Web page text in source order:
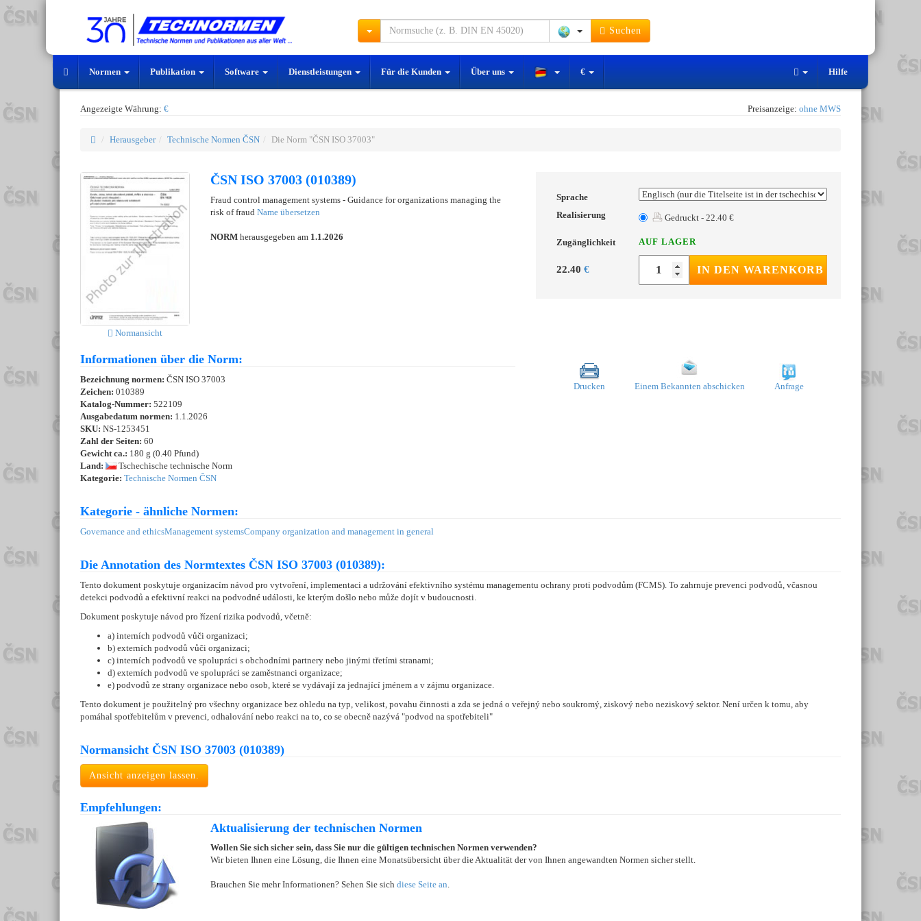
Suchen
Normen Publikation Software Dienstleistungen Für die Kunden Über uns € Hilfe
Angezeigte Währung: € Preisanzeige: ohne MWS
Herausgeber Technische Normen ČSN Die Norm "ČSN ISO 37003"
Normansicht
ČSN ISO 37003 (010389)
Fraud control management systems - Guidance for organizations managing the
risk of fraud Name übersetzen
NORM herausgegeben am 1.1.2026
Sprache
Realisierung
Gedruckt - 22.40 €
Zugänglichkeit AUF LAGER
22.40 € IN DEN WARENKORB
Informationen über die Norm:
Bezeichnung normen: ČSN ISO 37003
Zeichen: 010389
Katalog-Nummer: 522109
Ausgabedatum normen: 1.1.2026
SKU: NS-1253451
Zahl der Seiten: 60
Gewicht ca.: 180 g (0.40 Pfund)
Land:
Tschechische technische Norm
Kategorie: Technische Normen ČSN
Drucken Einem Bekannten abschicken Anfrage
Kategorie - ähnliche Normen:
Governance and ethicsManagement systemsCompany organization and management in general
Die Annotation des Normtextes ČSN ISO 37003 (010389):
Tento dokument poskytuje organizacím návod pro vytvoření, implementaci a udržování efektivního systému managementu ochrany proti podvodům (FCMS). To zahrnuje prevenci podvodů, včasnou
detekci podvodů a efektivní reakci na podvodné události, ke kterým došlo nebo může dojít v budoucnosti.
Dokument poskytuje návod pro řízení rizika podvodů, včetně:
a) interních podvodů vůči organizaci;
b) externích podvodů vůči organizaci;
c) interních podvodů ve spolupráci s obchodními partnery nebo jinými třetími stranami;
d) externích podvodů ve spolupráci se zaměstnanci organizace;
e) podvodů ze strany organizace nebo osob, které se vydávají za jednající jménem a v zájmu organizace.
Tento dokument je použitelný pro všechny organizace bez ohledu na typ, velikost, povahu činnosti a zda se jedná o veřejný nebo soukromý, ziskový nebo neziskový sektor. Není určen k tomu, aby
pomáhal spotřebitelům v prevenci, odhalování nebo reakci na to, co se obecně nazývá "podvod na spotřebiteli"
Normansicht ČSN ISO 37003 (010389)
Ansicht anzeigen lassen.
Empfehlungen:
Aktualisierung der technischen Normen
Wollen Sie sich sicher sein, dass Sie nur die gültigen technischen Normen verwenden?
Wir bieten Ihnen eine Lösung, die Ihnen eine Monatsübersicht über die Aktualität der von Ihnen angewandten Normen sicher stellt.
Brauchen Sie mehr Informationen? Sehen Sie sich diese Seite an.